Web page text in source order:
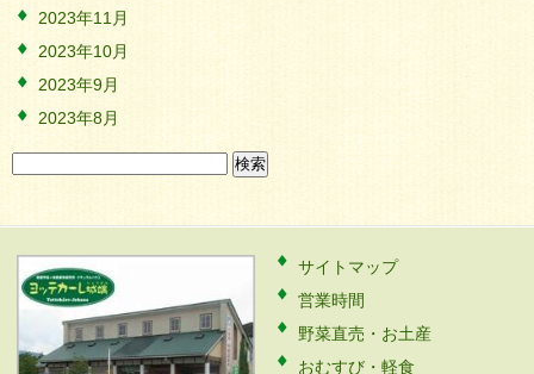
2023年11月
2023年10月
2023年9月
2023年8月
索:
サイトマップ
営業時間
野菜直売・お土産
おむすび・軽食